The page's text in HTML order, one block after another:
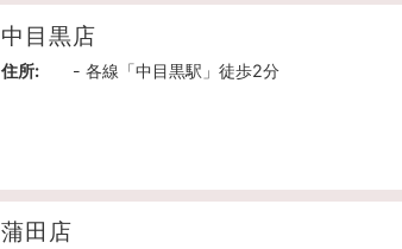
中目黒店
住所: - 各線「中目黒駅」徒歩2分
蒲田店